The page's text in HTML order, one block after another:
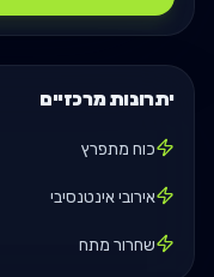
יתרונות מרכזיים
כוח מתפרץ
אירובי אינטנסיבי
שחרור מתח